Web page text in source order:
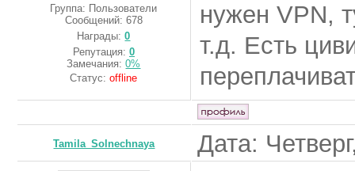
Группа: Пользователи
Сообщений: 678
Награды:0
Репутация: 0
Замечания:0%
Статус:offline
нужен VPN,
т.д. Есть
Tamila_Solnechnaya Дата: